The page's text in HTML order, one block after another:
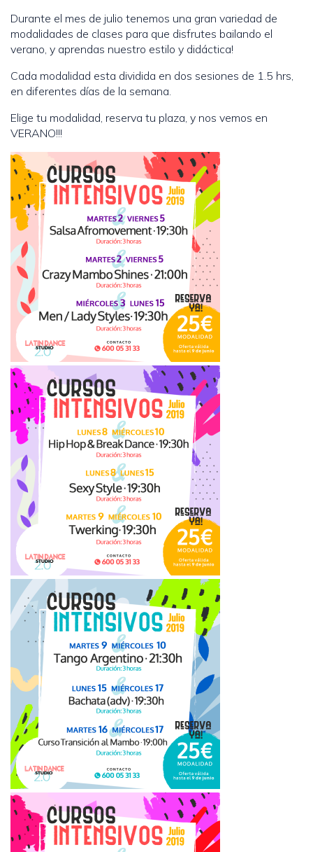
Durante el mes de julio tenemos una gran variedad de
modalidades de clases para que disfrutes bailando el
verano, y aprendas nuestro estilo y didáctica!
Cada modalidad esta dividida en dos sesiones de 1.5 hrs,
en diferentes días de la semana.
Elige tu modalidad, reserva tu plaza, y nos vemos en
VERANO!!!